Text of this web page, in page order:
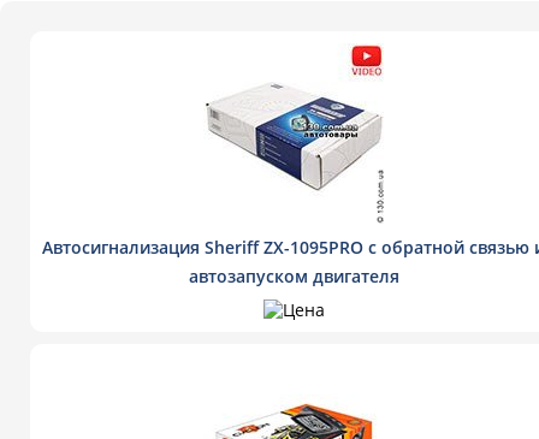
Автосигнализация Sheriff ZX-1095PRO с обратной связью
автозапуском двигателя